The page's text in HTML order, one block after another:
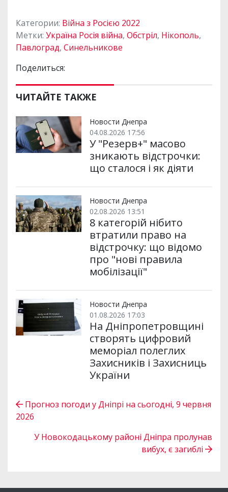
Категории: Війна з Росією 2022
Метки: Україна Росія війна, Обстріл, Нікополь,
Павлоград, Синельникове
Поделиться:
ЧИТАЙТЕ ТАКЖЕ
Новости Днепра
04.08.2026 17:56
У "Резерв+" масово
зникають відстрочки:
що сталося і як діяти
Новости Днепра
02.08.2026 13:51
8 категорій нібито
втратили право на
відстрочку: що відомо
про "нові правила
мобілізації"
Новости Днепра
01.08.2026 17:03
На Дніпропетровщині
створять цифровий
меморіал полеглих
Захисників і Захисниць
України
Прогноз погоди у Дніпрі на сьогодні, 9 червня
2026
У Новокодацькому районі Дніпра пролунав
вибух, є загиблі